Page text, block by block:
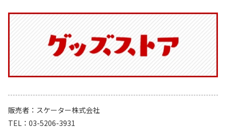
販売者
スケーター株式会社
TEL
03-5206-3931